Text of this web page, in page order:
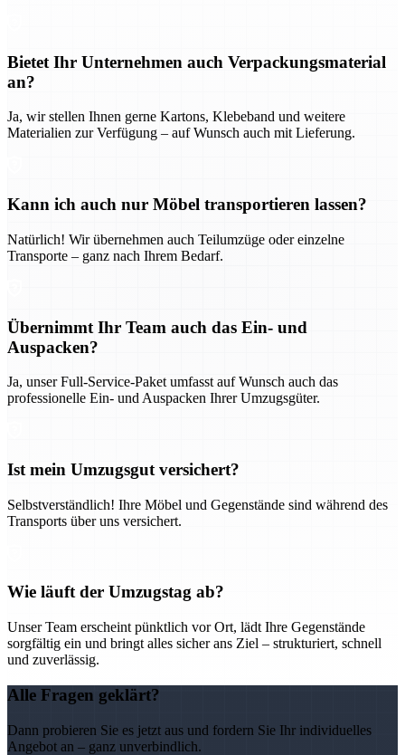
Bietet Ihr Unternehmen auch Verpackungsmaterial
an?
Ja, wir stellen Ihnen gerne Kartons, Klebeband und weitere
Materialien zur Verfügung – auf Wunsch auch mit Lieferung.
Kann ich auch nur Möbel transportieren lassen?
Natürlich! Wir übernehmen auch Teilumzüge oder einzelne
Transporte – ganz nach Ihrem Bedarf.
Übernimmt Ihr Team auch das Ein- und
Auspacken?
Ja, unser Full-Service-Paket umfasst auf Wunsch auch das
professionelle Ein- und Auspacken Ihrer Umzugsgüter.
Ist mein Umzugsgut versichert?
Selbstverständlich! Ihre Möbel und Gegenstände sind während des
Transports über uns versichert.
Wie läuft der Umzugstag ab?
Unser Team erscheint pünktlich vor Ort, lädt Ihre Gegenstände
sorgfältig ein und bringt alles sicher ans Ziel – strukturiert, schnell
und zuverlässig.
Alle Fragen geklärt?
Dann probieren Sie es jetzt aus und fordern Sie Ihr individuelles
Angebot an – ganz unverbindlich.